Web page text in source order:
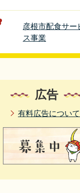
彦根市配食サー
ス事業
広告
有料広告について